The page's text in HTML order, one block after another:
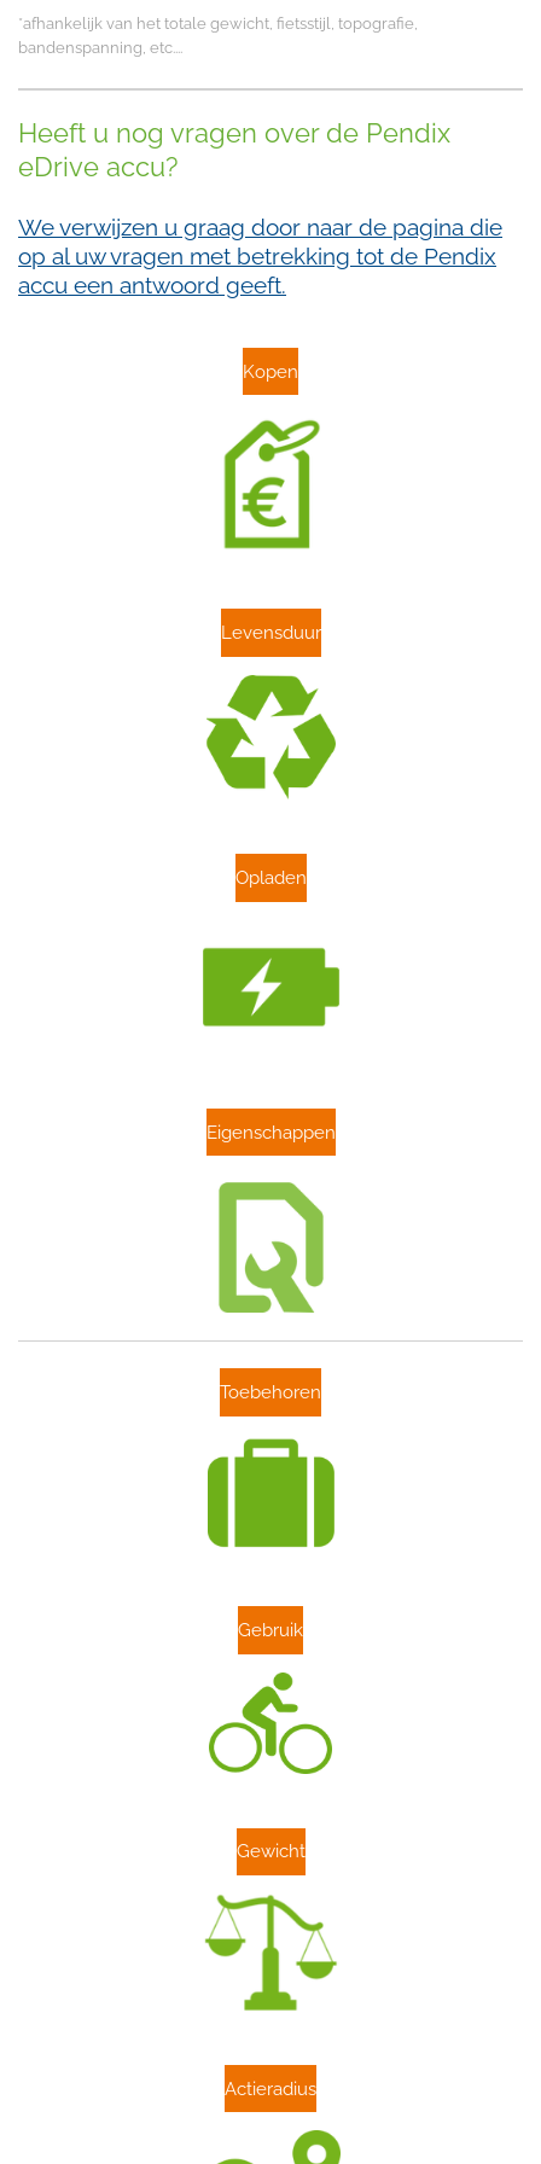
*afhankelijk van het totale gewicht, fietsstijl, topografie,
bandenspanning, etc....
Heeft u nog vragen over de Pendix
eDrive accu?
We verwijzen u graag door naar de pagina die
op al uw vragen met betrekking tot de Pendix
accu een antwoord geeft.
Kopen
Levensduur
Opladen
Eigenschappen
Toebehoren
Gebruik
Gewicht
Actieradius